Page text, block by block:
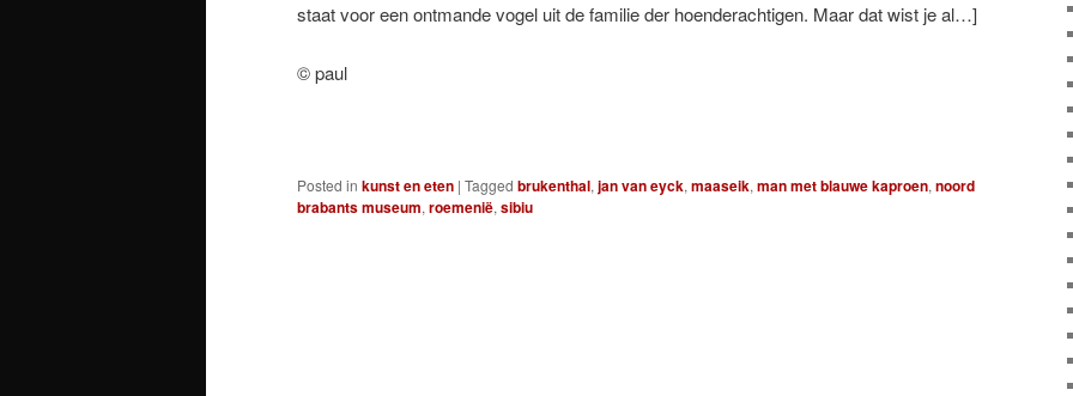
staat voor een ontmande vogel uit de familie der hoenderachtigen. Maar dat wist je al…]
© paul
Posted in kunst en eten | Tagged brukenthal, jan van eyck, maaseik, man met blauwe kaproen, noord
brabants museum, roemenië, sibiu